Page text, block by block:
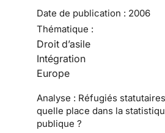
Date de publication : 2006
Thématique :
Droit d’asile
Intégration
Europe
Analyse : Réfugiés
quelle place dans la
publique ?